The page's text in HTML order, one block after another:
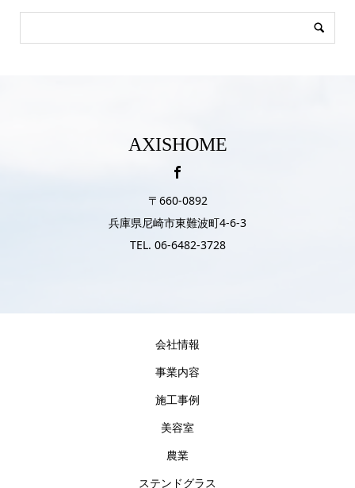
AXISHOME
〒660-0892
兵庫県尼崎市東難波町4-6-3
TEL. 06-6482-3728
会社情報
事業内容
施工事例
美容室
農業
ステンドグラス